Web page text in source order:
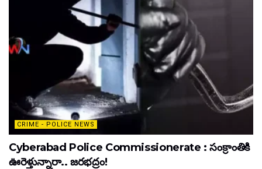
CRIME - POLICE NEWS
Cyberabad Police Commissionerate : సంక్రాంతికి
ఊరెళ్తున్నారా.. జరభద్రం!